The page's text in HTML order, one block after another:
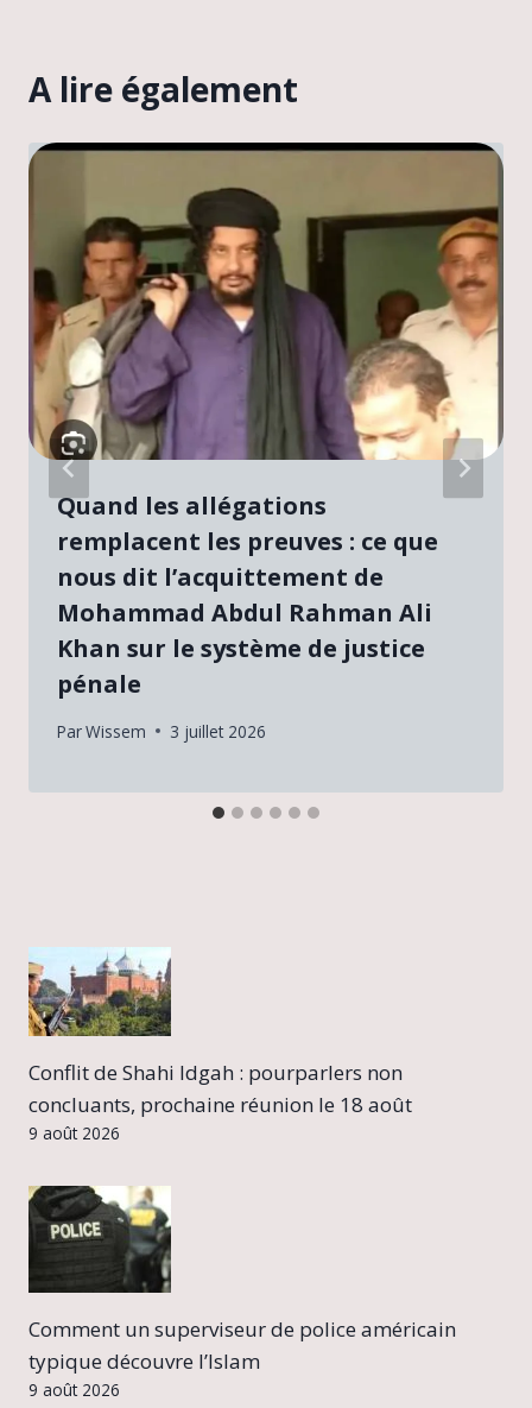
A lire également
Quand les allégations
remplacent les preuves : ce que
nous dit l’acquittement de
Mohammad Abdul Rahman Ali
Khan sur le système de justice
pénale
ParWissem 3 juillet 2026
Conflit de Shahi Idgah : pourparlers non
concluants, prochaine réunion le 18 août
9 août 2026
Comment un superviseur de police américain
typique découvre l’Islam
9 août 2026